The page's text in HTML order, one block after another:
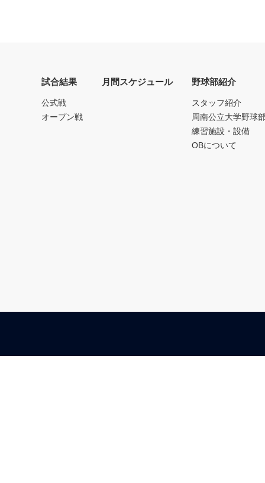
試合結果
公式戦
オープン戦
月間スケジュール 野球部紹介
スタッフ紹介
周南公立大学野球
練習施設・設備
OBについて